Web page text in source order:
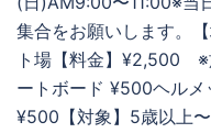
集合をお願いします。
ト場【料金】¥2,500 ※
ートボード ¥500ヘル
¥500【対象】5歳以上